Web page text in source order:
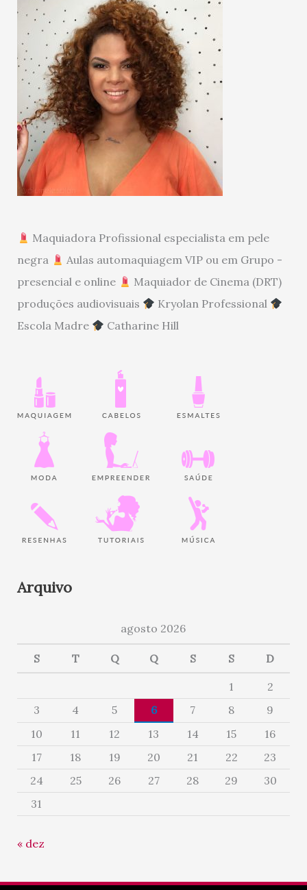
Maquiadora Profissional especialista em pele
negra
Aulas automaquiagem VIP ou em Grupo -
presencial e online
Maquiador de Cinema (DRT)
produções audiovisuais
Kryolan Professional
Escola Madre
Catharine Hill
Arquivo
agosto 2026
S T Q Q S S D
1
2
3
4 5 6 7 8
9
10
11 12 13 14 15
16
17
18 19 20 21 22
23
24
25 26 27 28 29
30
31
« dez